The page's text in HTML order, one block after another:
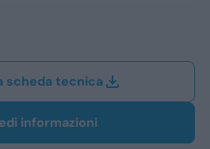
scheda tecnica
informazioni